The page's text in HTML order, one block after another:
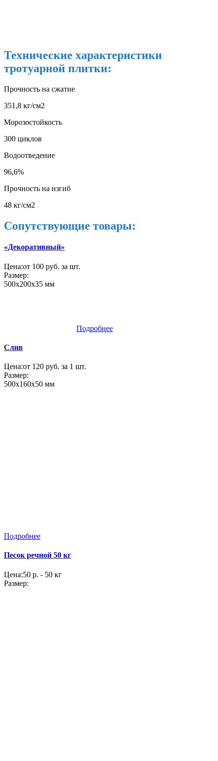
Технические характеристики
тротуарной плитки:
Прочность на сжатие
351,8 кг/см2
Морозостойкость
300 циклов
Водоотведение
96,6%
Прочность на изгиб
48 кг/см2
Сопутствующие товары:
«Декоративный»
Цена:от 100 руб. за шт.
Размер:
500х200х35 мм
Подробнее
Слив
Цена:от 120 руб. за 1 шт.
Размер:
500х160х50 мм
Подробнее
Песок речной 50 кг
Цена:50 р. - 50 кг
Размер: